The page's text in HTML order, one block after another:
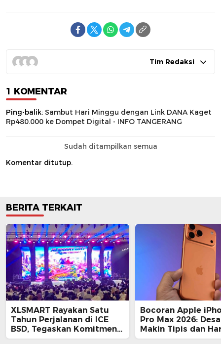
Tim Redaksi
1 KOMENTAR
Ping-balik: Sambut Hari Minggu dengan Link DANA Kaget
Rp480.000 ke Dompet Digital - INFO TANGERANG
Sudah ditampilkan semua
Komentar ditutup.
BERITA TERKAIT
XLSMART Rayakan Satu
Tahun Perjalanan di ICE
BSD, Tegaskan Komitmen
Perkuat Jaringan dan
Bocoran Apple
Pro Max 2026:
Makin Tipis dan
Tembus Rp25 Juta